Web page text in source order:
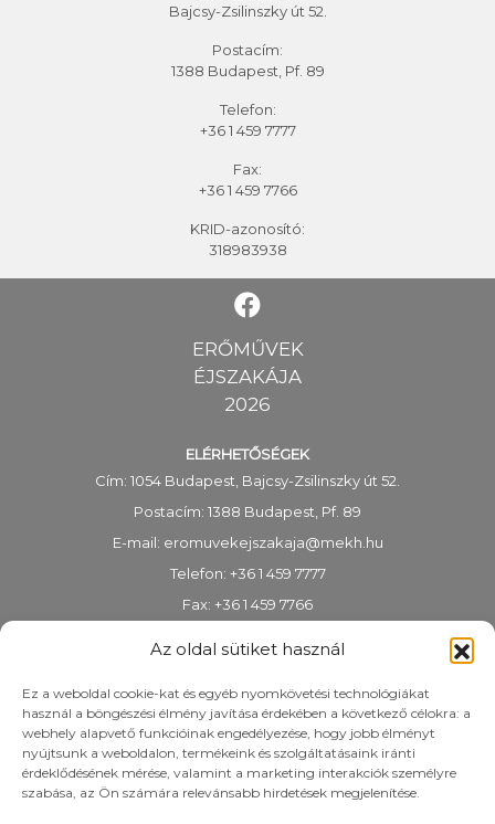
Az oldal sütiket használ
Ez a weboldal cookie-kat és egyéb nyomkövetési technológiákat
használ a böngészési élmény javítása érdekében a következő célokra: a
webhely alapvető funkcióinak engedélyezése, hogy jobb élményt
nyújtsunk a weboldalon, termékeink és szolgáltatásaink iránti
érdeklődésének mérése, valamint a marketing interakciók személyre
szabása, az Ön számára relevánsabb hirdetések megjelenítése.
Bajcsy-Zsilinszky út 52.
Postacím:
1388 Budapest, Pf. 89
Telefon:
+36 1 459 7777
Fax:
+36 1 459 7766
KRID-azonosító:
318983938
ERŐMŰVEK
ÉJSZAKÁJA
2026
ELÉRHETŐSÉGEK
Cím: 1054 Budapest, Bajcsy-Zsilinszky út 52.
Postacím: 1388 Budapest, Pf. 89
E-mail: eromuvekejszakaja@mekh.hu
Telefon: +36 1 459 7777
Fax: +36 1 459 7766